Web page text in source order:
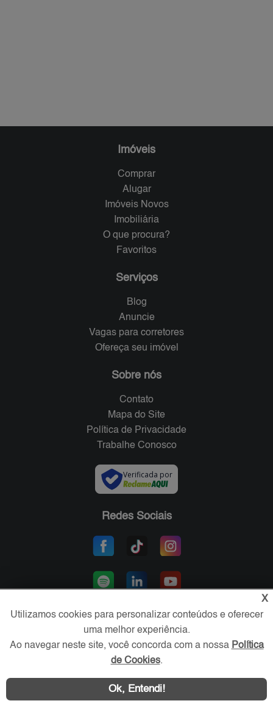
Imóveis
Comprar
Alugar
Imóveis Novos
Imobiliária
O que procura?
Favoritos
Serviços
Blog
Anuncie
Vagas para corretores
Ofereça seu imóvel
Sobre nós
Contato
Mapa do Site
Política de Privacidade
Trabalhe Conosco
Verificada por
Redes Sociais
Área exclusiva aos anunciantes,
acesse sua conta:
X
Utilizamos cookies para personalizar conteúdos e oferecer
uma melhor experiência.
Ao navegar neste site, você concorda com a nossa Política
de Cookies.
Ok, Entendi!